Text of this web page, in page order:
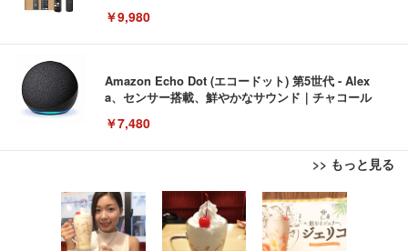
￥9,980
Amazon Echo Dot (エコードット) 第5世代 - Alex
a、センサー搭載、鮮やかなサウンド｜チャコール
￥7,480
>> もっと見る
[EdoErgo] オフィスチェア 椅子 テレワーク 疲れな
い 跳ね上げ式アームレスト コンパクト 約105度ロッ
キング pc 事務椅子 360度回転 座面昇降 強化ナイロ
EIZO ビジネス向けプレミアムモニター | FlexScan
EV3240X-WT | 31.5型4K UHD・USB Type-C・ホワ
イト
Amazonベーシック ペットシーツ 薄型 レギュラー 1
回使い捨て 無香料 ホワイト 300枚